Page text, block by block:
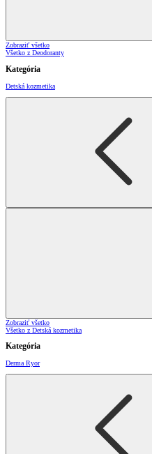
Zobraziť všetko
Všetko z Deodoranty
Kategória
Detská kozmetika
Zobraziť všetko
Všetko z Detská kozmetika
Kategória
Derma Ryor